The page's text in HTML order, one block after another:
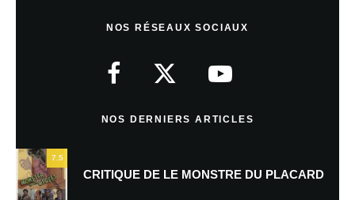
NOS RÉSEAUX SOCIAUX
NOS DERNIERS ARTICLES
7.5
CRITIQUE DE LE MONSTRE DU PLACARD